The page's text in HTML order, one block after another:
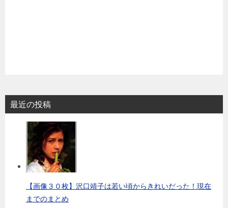
最近の投稿
【画像３０枚】沢口靖子は若い頃からきれいだった！現在
までのまとめ